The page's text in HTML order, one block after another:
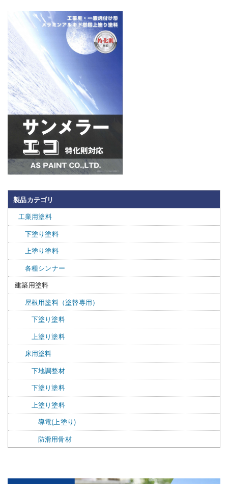
製品カテゴリ
工業用塗料
下塗り塗料
上塗り塗料
各種シンナー
建築用塗料
屋根用塗料（塗替専用）
下塗り塗料
上塗り塗料
床用塗料
下地調整材
下塗り塗料
上塗り塗料
導電(上塗り)
防滑用骨材